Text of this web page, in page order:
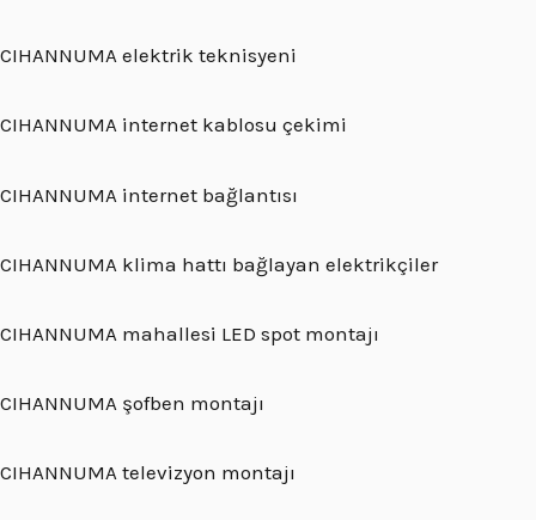
CIHANNUMA elektrik teknisyeni
CIHANNUMA internet kablosu çekimi
CIHANNUMA internet bağlantısı
CIHANNUMA klima hattı bağlayan elektrikçiler
CIHANNUMA mahallesi LED spot montajı
CIHANNUMA şofben montajı
CIHANNUMA televizyon montajı